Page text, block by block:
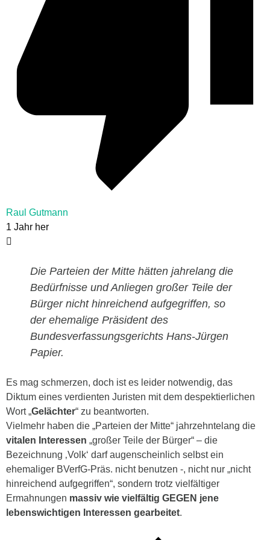
Raul Gutmann
1 Jahr her
Die Parteien der Mitte hätten jahrelang die
Bedürfnisse und Anliegen großer Teile der
Bürger nicht hinreichend aufgegriffen, so
der ehemalige Präsident des
Bundesverfassungsgerichts Hans-Jürgen
Papier.
Es mag schmerzen, doch ist es leider notwendig, das
Diktum eines verdienten Juristen mit dem despektierlichen
Wort „Gelächter“ zu beantworten.
Vielmehr haben die „Parteien der Mitte“ jahrzehntelang die
vitalen Interessen „großer Teile der Bürger“ – die
Bezeichnung ‚Volk‘ darf augenscheinlich selbst ein
ehemaliger BVerfG-Präs. nicht benutzen -, nicht nur „nicht
hinreichend aufgegriffen“, sondern trotz vielfältiger
Ermahnungen massiv wie vielfältig GEGEN jene
lebenswichtigen Interessen gearbeitet.